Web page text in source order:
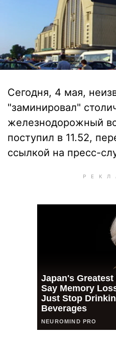
Сегодня, 4 мая,
"заминировал"
железнодорожный
поступил в 11.52,
ссылкой на пресс-